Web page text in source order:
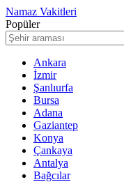
Namaz Vakitleri
Popüler
Ankara
İzmir
Şanlıurfa
Bursa
Adana
Gaziantep
Konya
Çankaya
Antalya
Bağcılar